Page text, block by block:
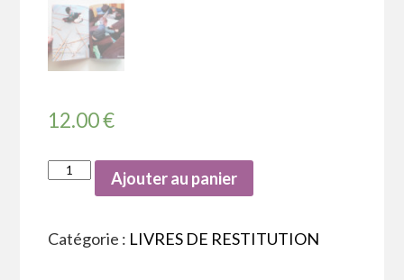
12.00€
Ajouter au panier
Catégorie : LIVRES DE RESTITUTION